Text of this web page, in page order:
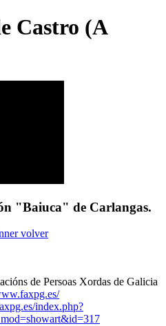
Castro (A
"Baiuca" de Carlangas.
de Persoas Xordas de Galicia
index.php?